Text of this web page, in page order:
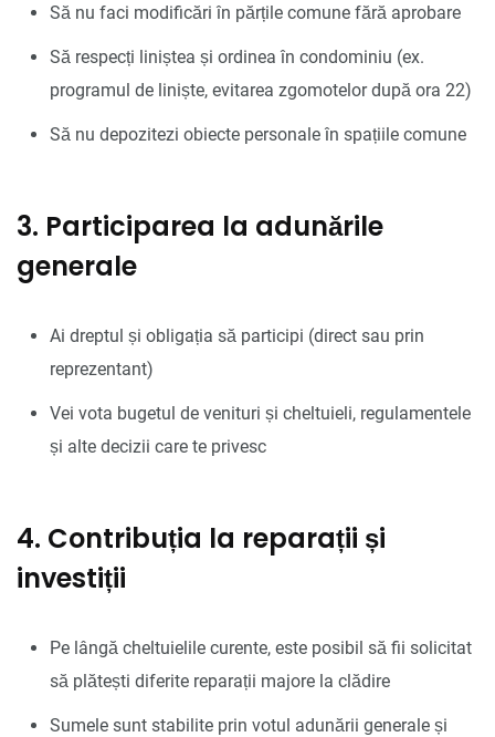
Să nu faci modificări în părțile comune fără aprobare
Să respecți liniștea și ordinea în condominiu (ex.
programul de liniște, evitarea zgomotelor după ora 22)
Să nu depozitezi obiecte personale în spațiile comune
3. Participarea la adunările
generale
Ai dreptul și obligația să participi (direct sau prin
reprezentant)
Vei vota bugetul de venituri și cheltuieli, regulamentele
și alte decizii care te privesc
4. Contribuția la reparații și
investiții
Pe lângă cheltuielile curente, este posibil să fii solicitat
să plătești diferite reparații majore la clădire
Sumele sunt stabilite prin votul adunării generale și